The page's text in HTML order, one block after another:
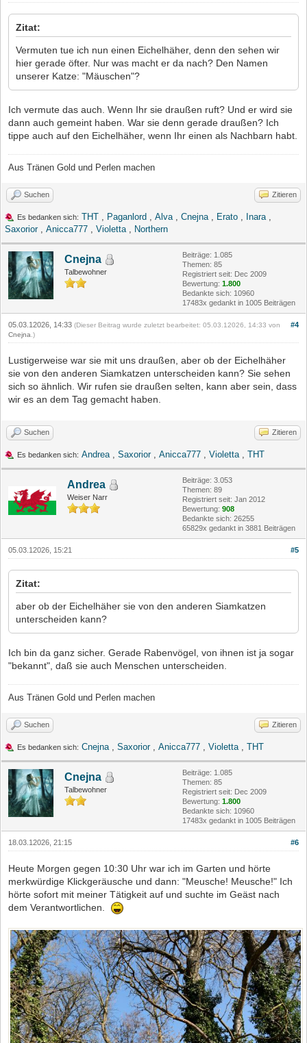
Zitat:
Vermuten tue ich nun einen Eichelhäher, denn den sehen wir
hier gerade öfter. Nur was macht er da nach? Den Namen
unserer Katze: "Mäuschen"?
Ich vermute das auch. Wenn Ihr sie draußen ruft? Und er wird sie
dann auch gemeint haben. War sie denn gerade draußen? Ich
tippe auch auf den Eichelhäher, wenn Ihr einen als Nachbarn habt.
Aus Tränen Gold und Perlen machen
Suchen Zitieren
Es bedanken sich: THT , Paganlord , Alva, Cnejna, Erato , Inara,
Saxorior, Anicca777 , Violetta, Northern
Cnejna
Talbewohner
Beiträge: 1.085
Themen: 85
Registriert seit: Dec 2009
Bewertung: 1.800
Bedankte sich: 10960
17483x gedankt in 1005 Beiträgen
#4
05.03.12026, 14:33 (Dieser Beitrag wurde zuletzt bearbeitet: 05.03.12026, 14:33 von
Cnejna .)
Lustigerweise war sie mit uns draußen, aber ob der Eichelhäher
sie von den anderen Siamkatzen unterscheiden kann? Sie sehen
sich so ähnlich. Wir rufen sie draußen selten, kann aber sein, dass
wir es an dem Tag gemacht haben.
Suchen Zitieren
Es bedanken sich: Andrea, Saxorior, Anicca777 , Violetta, THT
Andrea
Weiser Narr
Beiträge: 3.053
Themen: 89
Registriert seit: Jan 2012
Bewertung: 908
Bedankte sich: 26255
65829x gedankt in 3881 Beiträgen
#5
05.03.12026, 15:21
Zitat:
aber ob der Eichelhäher sie von den anderen Siamkatzen
unterscheiden kann?
Ich bin da ganz sicher. Gerade Rabenvögel, von ihnen ist ja sogar
"bekannt", daß sie auch Menschen unterscheiden.
Aus Tränen Gold und Perlen machen
Suchen Zitieren
Es bedanken sich: Cnejna, Saxorior, Anicca777 , Violetta, THT
Cnejna
Talbewohner
Beiträge: 1.085
Themen: 85
Registriert seit: Dec 2009
Bewertung: 1.800
Bedankte sich: 10960
17483x gedankt in 1005 Beiträgen
#6
18.03.12026, 21:15
Heute Morgen gegen 10:30 Uhr war ich im Garten und hörte
merkwürdige Klickgeräusche und dann: "Meusche! Meusche!" Ich
hörte sofort mit meiner Tätigkeit auf und suchte im Geäst nach
dem Verantwortlichen.